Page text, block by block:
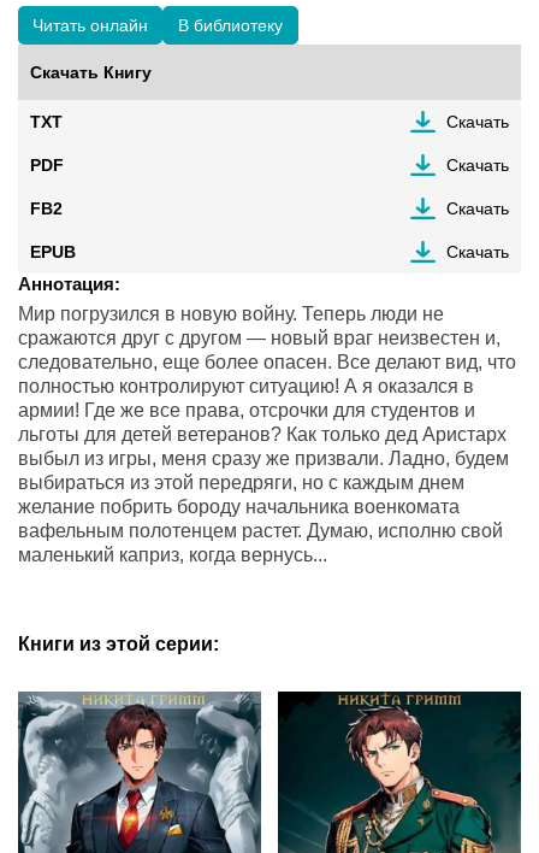
Читать онлайн В библиотеку
Скачать Книгу
TXT Скачать
PDF Скачать
FB2 Скачать
EPUB Скачать
Аннотация:
Мир погрузился в новую войну. Теперь люди не
сражаются друг с другом — новый враг неизвестен и,
следовательно, еще более опасен. Все делают вид, что
полностью контролируют ситуацию! А я оказался в
армии! Где же все права, отсрочки для студентов и
льготы для детей ветеранов? Как только дед Аристарх
выбыл из игры, меня сразу же призвали. Ладно, будем
выбираться из этой передряги, но с каждым днем
желание побрить бороду начальника военкомата
вафельным полотенцем растет. Думаю, исполню свой
маленький каприз, когда вернусь...
Книги из этой серии: